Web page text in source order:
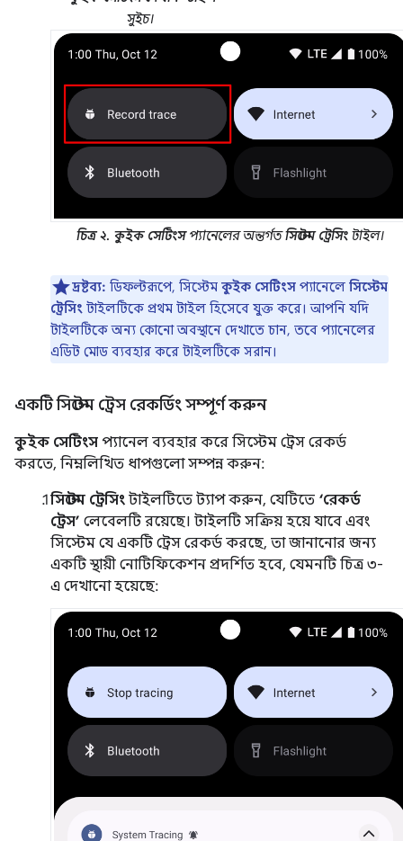
সুইচ।
চিত্র ২. কুইক সেটিংসপ্যানেলের অন্তর্গতসিস্টেম ট্রেসিং টাইল।
দ্রষ্টব্য: ডিফল্টরূপে, সিস্টেম কুইক সেটিংস প্যানেলে সিস্টেম
ট্রেসিং টাইলটিকে প্রথম টাইল হিসেবে যুক্ত করে। আপনি যদি
টাইলটিকে অন্য কোনো অবস্থানে দেখাতে চান, তবে প্যানেলের
এডিট মোড ব্যবহার করে টাইলটিকে সরান।
একটি সিস্টেম ট্রেস রেকর্ডিং সম্পূর্ণ করুন
কুইক সেটিংস প্যানেল ব্যবহার করে সিস্টেম ট্রেস রেকর্ড
করতে, নিম্নলিখিত ধাপগুলো সম্পন্ন করুন:
সিস্টেম ট্রেসিং টাইলটিতে ট্যাপ করুন, যেটিতে ‘রেকর্ড
ট্রেস’ লেবেলটি রয়েছে। টাইলটি সক্রিয় হয়ে যাবে এবং
সিস্টেম যে একটি ট্রেস রেকর্ড করছে, তা জানানোর জন্য
একটি স্থায়ী নোটিফিকেশন প্রদর্শিত হবে, যেমনটি চিত্র ৩-
এ দেখানো হয়েছে: